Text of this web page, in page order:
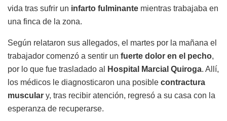
vida tras sufrir un infarto fulminante mientras trabajaba en
una finca de la zona.
Según relataron sus allegados, el martes por la mañana el
trabajador comenzó a sentir un fuerte dolor en el pecho,
por lo que fue trasladado al
Hospital Marcial Quiroga. Allí,
los médicos le diagnosticaron una posible contractura
muscular y, tras recibir atención, regresó a su casa con la
esperanza de recuperarse.